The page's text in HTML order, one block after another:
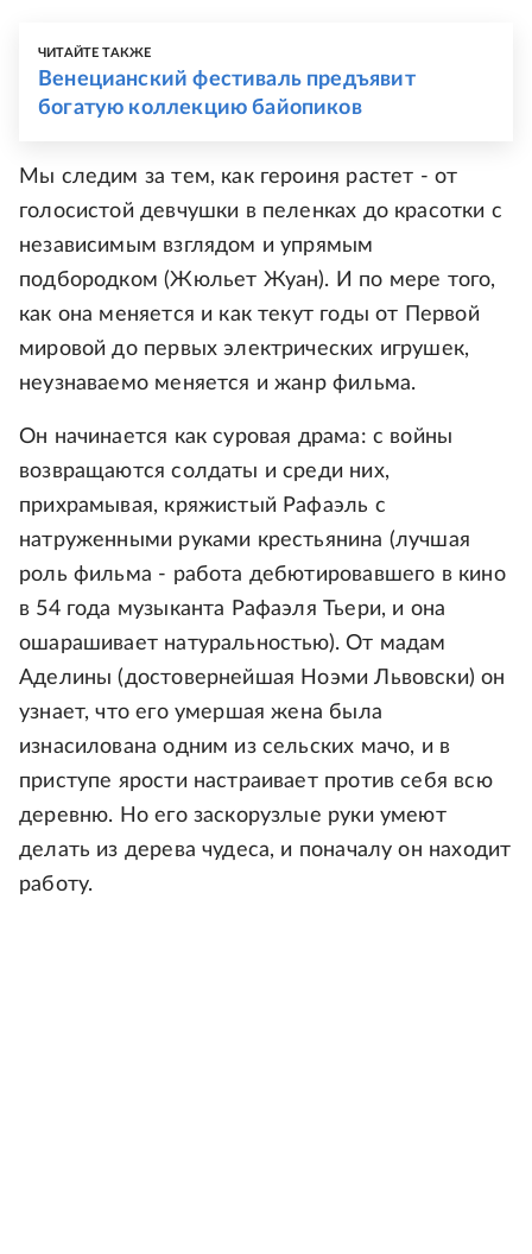
ЧИТАЙТЕ ТАКЖЕ
Венецианский фестиваль предъявит
богатую коллекцию байопиков
Мы следим за тем, как героиня растет - от
голосистой девчушки в пеленках до красотки с
независимым взглядом и упрямым
подбородком (Жюльет Жуан). И по мере того,
как она меняется и как текут годы от Первой
мировой до первых электрических игрушек,
неузнаваемо меняется и жанр фильма.
Он начинается как суровая драма: с войны
возвращаются солдаты и среди них,
прихрамывая, кряжистый Рафаэль с
натруженными руками крестьянина (лучшая
роль фильма - работа дебютировавшего в кино
в 54 года музыканта Рафаэля Тьери, и она
ошарашивает натуральностью). От мадам
Аделины (достовернейшая Ноэми Львовски) он
узнает, что его умершая жена была
изнасилована одним из сельских мачо, и в
приступе ярости настраивает против себя всю
деревню. Но его заскорузлые руки умеют
делать из дерева чудеса, и поначалу он находит
работу.